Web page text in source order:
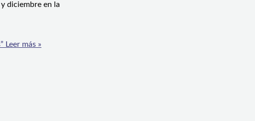
diciembre en la
Leer más »